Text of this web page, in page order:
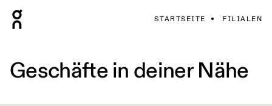
STARTSEITE FILIALEN
Geschäfte in deiner Nähe